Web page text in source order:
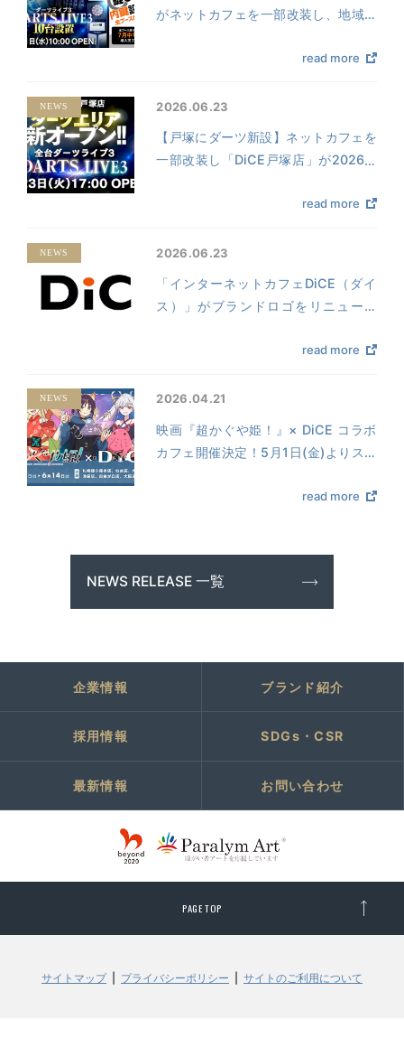
がネットカフェを一部改装し、地域最
設！2026年7月1日（水）にリニュー
read more
2026.06.23
【戸塚にダーツ新設】ネットカフェを
一部改装し「DiCE戸塚店」が2026年
NEWS
read more
2026.06.23
「インターネットカフェDiCE（ダイ
ス）」がブランドロゴをリニューア
NEWS
read more
2026.04.21
映画『超かぐや姫！』× DiCE コラボ
カフェ開催決定！5月1日(金)よりスタ
NEWS
read more
NEWS RELEASE 一覧
企業情報 ブランド紹介
採用情報 SDGs・CSR
最新情報 お問い合わせ
PAGE TOP
サイトマップ プライバシーポリシー サイトのご利用について